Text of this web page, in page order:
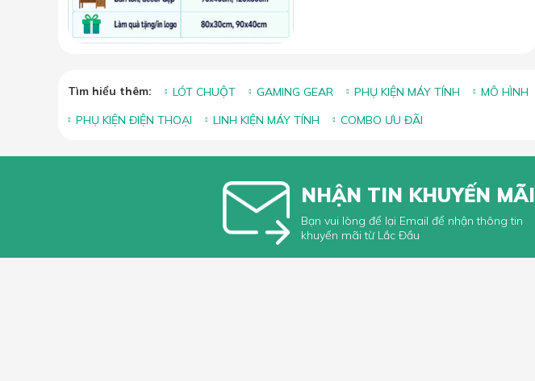
Tìm hiểu thêm: LÓT CHUỘT GAMING GEAR PHỤ KIỆN MÁY TÍNH MÔ HÌNH
PHỤ KIỆN ĐIỆN THOẠI
LINH KIỆN MÁY TÍNH COMBO ƯU ĐÃI
NHẬN TIN KHUYẾN MÃI
Bạn vui lòng để lại Email để nhận thông tin
khuyến mãi từ Lắc Đầu